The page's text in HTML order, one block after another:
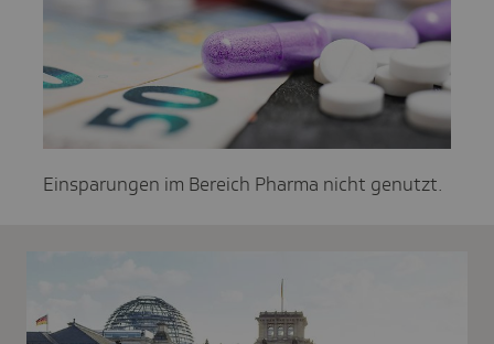
Einsparungen im Bereich Pharma nicht genutzt.